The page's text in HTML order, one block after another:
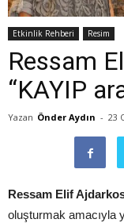
Etkinlik Rehberi Resim
Ressam
“KAYIP
Yazan Önder Aydın - 23
Ressam Elif
oluşturmak amacıyla